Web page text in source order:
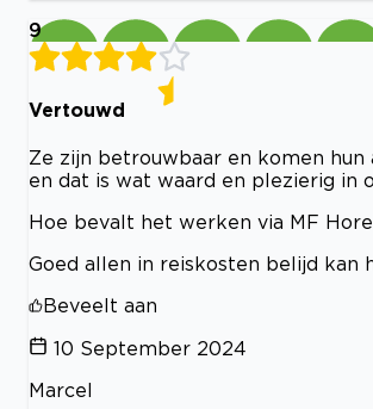
9
Vertouwd
Ze zijn betrouwbaar en komen hun
en dat is wat waard en plezierig in
Hoe bevalt het werken via MF
Goed allen in reiskosten belijd kan
Beveelt aan
10 September 2024
Marcel